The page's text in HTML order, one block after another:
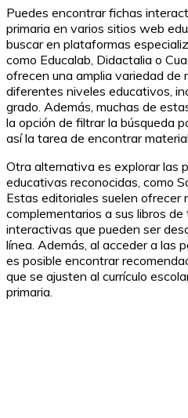
Puedes encontrar fichas
primaria en varios sitios web
buscar en plataformas
como Educalab, Didactalia o
ofrecen una amplia variedad de
diferentes niveles educativos,
grado. Además, muchas de
la opción de filtrar la búsqueda
así la tarea de encontrar
Otra alternativa es explorar las
educativas reconocidas, como
Estas editoriales suelen ofrecer
complementarios a sus libros
interactivas que pueden ser
línea. Además, al acceder a las
es posible encontrar
que se ajusten al currículo
primaria.